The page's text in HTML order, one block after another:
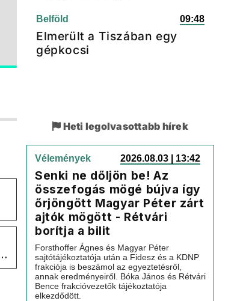
Belföld 09:48
Elmerült a Tiszában egy
gépkocsi
Heti legolvasottabb hírek
Vélemények 2026.08.03 | 13:42
Senki ne dőljön be! Az
összefogás mögé bújva így
őrjöngött Magyar Péter zárt
ajtók mögött - Rétvári
borítja a bilit
Forsthoffer Ágnes és Magyar Péter
sajtótájékoztatója után a Fidesz és a KDNP
frakciója is beszámol az egyeztetésről,
annak eredményeiről. Bóka János és Rétvári
Bence frakcióvezetők tájékoztatója
elkezdődött.